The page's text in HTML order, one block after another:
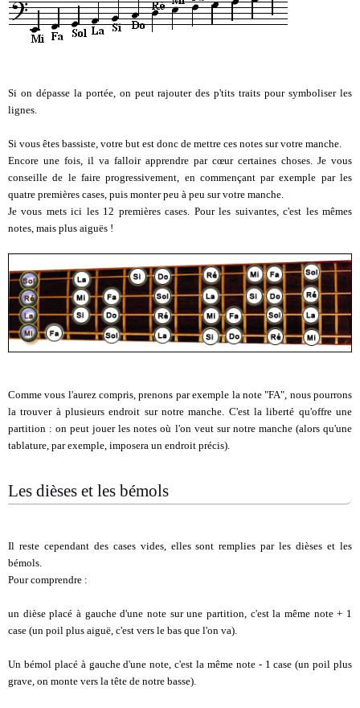
Si on dépasse la portée, on peut rajouter des p'tits traits pour symboliser les
lignes.
Si vous êtes bassiste, votre but est donc de mettre ces notes sur votre manche.
Encore une fois, il va falloir apprendre par cœur certaines choses. Je vous
conseille de le faire progressivement, en commençant par exemple par les
quatre premières cases, puis monter peu à peu sur votre manche.
Je vous mets ici les 12 premières cases. Pour les suivantes, c'est les mêmes
notes, mais plus aiguës !
Comme vous l'aurez compris, prenons par exemple la note "FA", nous pourrons
la trouver à plusieurs endroit sur notre manche. C'est la liberté qu'offre une
partition : on peut jouer les notes où l'on veut sur notre manche (alors qu'une
tablature, par exemple, imposera un endroit précis).
Les dièses et les bémols
Il reste cependant des cases vides, elles sont remplies par les dièses et les
bémols.
Pour comprendre :
un dièse placé à gauche d'une note sur une partition, c'est la même note + 1
case (un poil plus aiguë, c'est vers le bas que l'on va).
Un bémol placé à gauche d'une note, c'est la même note - 1 case (un poil plus
grave, on monte vers la tête de notre basse).